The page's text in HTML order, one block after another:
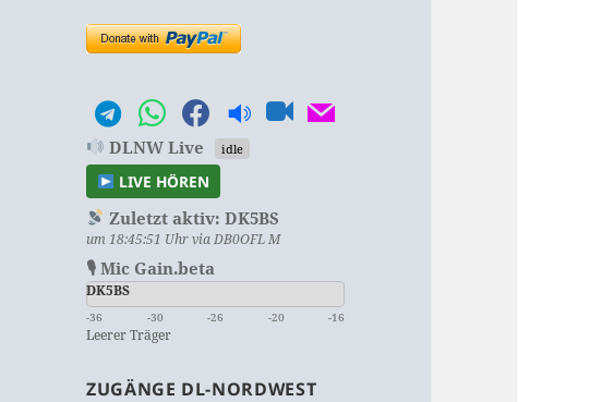
DLNW Live idle
LIVE HÖREN
Zuletzt aktiv: DK5BS
um 18:45:51 Uhr via DB0OFL M
🎙 Mic Gain.beta
DK5BS
-36 -30 -26 -20 -16
Leerer Träger
ZUGÄNGE DL-NORDWEST